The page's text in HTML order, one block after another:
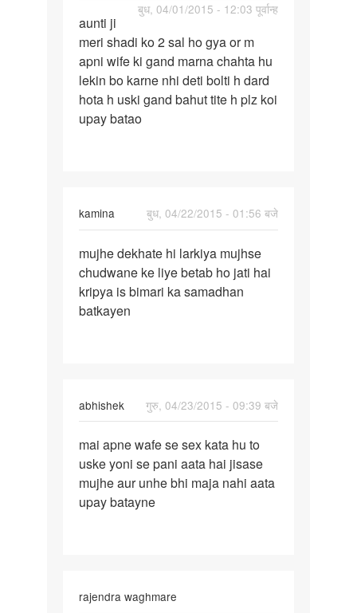
बुध, 04/01/2015 - 12:03 पूर्वान्ह
aunti
ji
meri
shadi
ko
2
aunti ji
meri shadi ko 2 sal ho gya or m
apni wife ki gand marna chahta hu
lekin bo karne nhi deti bolti h dard
hota h uski gand bahut tite h plz koi
upay batao
kamina
बुध, 04/22/2015 - 01:56 बजे
mujhe
dekhate
hi
larkiya
mujhe dekhate hi larkiya mujhse
chudwane ke liye betab ho jati hai
kripya is bimari ka samadhan
batkayen
abhishek
गुरु, 04/23/2015 - 09:39 बजे
mai
apne
wafe
se
mai apne wafe se sex kata hu to
uske yoni se pani aata hai jisase
mujhe aur unhe bhi maja nahi aata
upay batayne
rajendra waghmare